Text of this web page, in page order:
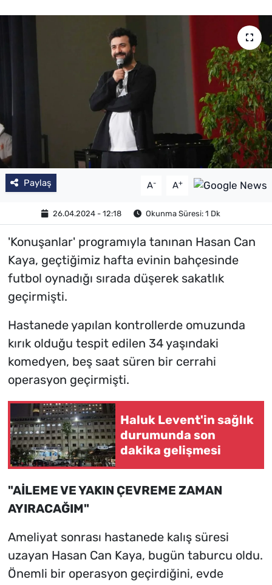
Paylaş A- A+
26.04.2024 - 12:18 Okunma Süresi: 1 Dk
'Konuşanlar' programıyla tanınan Hasan Can
Kaya, geçtiğimiz hafta evinin bahçesinde
futbol oynadığı sırada düşerek sakatlık
geçirmişti.
Hastanede yapılan kontrollerde omuzunda
kırık olduğu tespit edilen 34 yaşındaki
komedyen, beş saat süren bir cerrahi
operasyon geçirmişti.
Haluk Levent'in sağlık
durumunda son
dakika gelişmesi
"AİLEME VE YAKIN ÇEVREME ZAMAN
AYIRACAĞIM"
Ameliyat sonrası hastanede kalış süresi
uzayan Hasan Can Kaya, bugün taburcu oldu.
Önemli bir operasyon geçirdiğini, evde